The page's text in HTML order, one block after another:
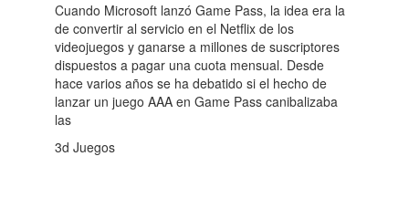
Cuando Microsoft lanzó Game Pass, la idea era la
de convertir al servicio en el Netflix de los
videojuegos y ganarse a millones de suscriptores
dispuestos a pagar una cuota mensual. Desde
hace varios años se ha debatido si el hecho de
lanzar un juego AAA en Game Pass canibalizaba
las
3d Juegos